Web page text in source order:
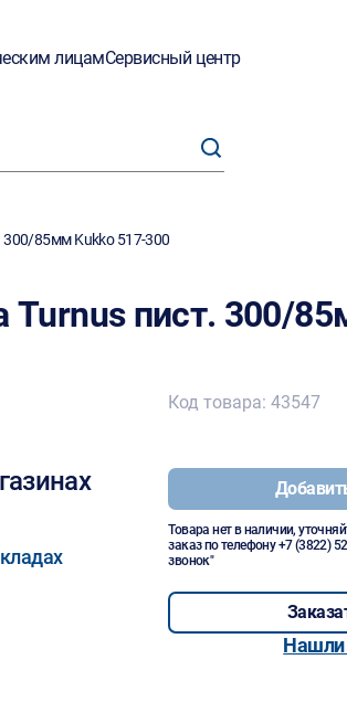
лицамСервисный центр
300/85мм Kukko 517-300
Turnus пист. 300/
Код товара: 43547
Товара нет в наличии,
заказ по телефону+7 (3822)
звонок"
Нашли